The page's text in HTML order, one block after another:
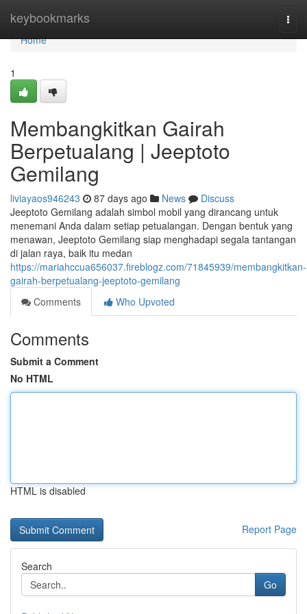
keybookmarks
Home
Home
1
Membangkitkan Gairah
Berpetualang | Jeeptoto
Gemilang
liviayaos946243 87 days ago News
Discuss
Jeeptoto Gemilang adalah simbol mobil yang dirancang untuk
menemani Anda dalam setiap petualangan. Dengan bentuk yang
menawan, Jeeptoto Gemilang siap menghadapi segala tantangan
di jalan raya, baik itu medan
https://mariahccua656037.fireblogz.com/71845939/membangkitkan-
gairah-berpetualang-jeeptoto-gemilang
Comments
Who Upvoted
Comments
Submit a Comment
No HTML
HTML is disabled
Report Page
Search
Go